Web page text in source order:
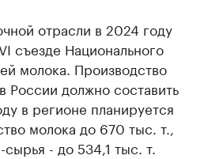
отрасли в 2024 году
съезде Национального
молока. Производство
России должно составить
в регионе планируется
молока до 670 тыс. т.,
- до 534,1 тыс. т.